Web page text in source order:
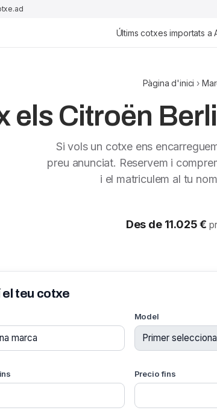
Últims cotxes importats a
Pàgina d'inici ›
els Citroën
Si vols un cotxe ens
preu anunciat. Reservem i
i el matriculem al tu
Des de 11.025 €
el teu cotxe
Model
Precio fins